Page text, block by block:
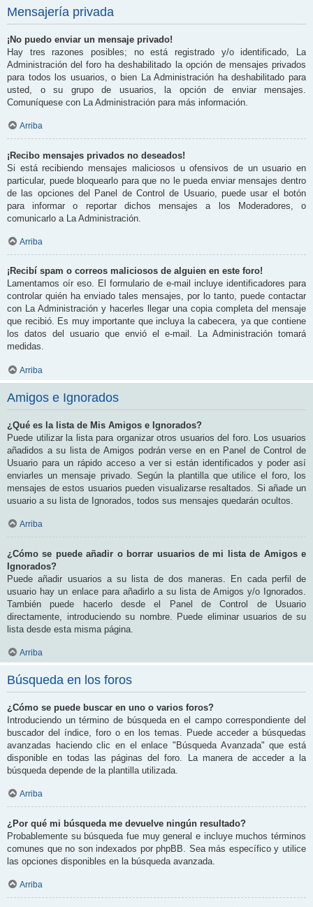
Mensajería privada
¡No puedo enviar un mensaje privado!
Hay tres razones posibles; no está registrado y/o identificado, La
Administración del foro ha deshabilitado la opción de mensajes privados
para todos los usuarios, o bien La Administración ha deshabilitado para
usted, o su grupo de usuarios, la opción de enviar mensajes.
Comuníquese con La Administración para más información.
Arriba
¡Recibo mensajes privados no deseados!
Si está recibiendo mensajes maliciosos u ofensivos de un usuario en
particular, puede bloquearlo para que no le pueda enviar mensajes dentro
de las opciones del Panel de Control de Usuario, puede usar el botón
para informar o reportar dichos mensajes a los Moderadores, o
comunicarlo a La Administración.
Arriba
¡Recibí spam o correos maliciosos de alguien en este foro!
Lamentamos oír eso. El formulario de e-mail incluye identificadores para
controlar quién ha enviado tales mensajes, por lo tanto, puede contactar
con La Administración y hacerles llegar una copia completa del mensaje
que recibió. Es muy importante que incluya la cabecera, ya que contiene
los datos del usuario que envió el e-mail. La Administración tomará
medidas.
Arriba
Amigos e Ignorados
¿Qué es la lista de Mis Amigos e Ignorados?
Puede utilizar la lista para organizar otros usuarios del foro. Los usuarios
añadidos a su lista de Amigos podrán verse en en Panel de Control de
Usuario para un rápido acceso a ver si están identificados y poder así
enviarles un mensaje privado. Según la plantilla que utilice el foro, los
mensajes de estos usuarios pueden visualizarse resaltados. Si añade un
usuario a su lista de Ignorados, todos sus mensajes quedarán ocultos.
Arriba
¿Cómo se puede añadir o borrar usuarios de mi lista de Amigos e
Ignorados?
Puede añadir usuarios a su lista de dos maneras. En cada perfil de
usuario hay un enlace para añadirlo a su lista de Amigos y/o Ignorados.
También puede hacerlo desde el Panel de Control de Usuario
directamente, introduciendo su nombre. Puede eliminar usuarios de su
lista desde esta misma página.
Arriba
Búsqueda en los foros
¿Cómo se puede buscar en uno o varios foros?
Introduciendo un término de búsqueda en el campo correspondiente del
buscador del índice, foro o en los temas. Puede acceder a búsquedas
avanzadas haciendo clic en el enlace "Búsqueda Avanzada" que está
disponible en todas las páginas del foro. La manera de acceder a la
búsqueda depende de la plantilla utilizada.
Arriba
¿Por qué mi búsqueda me devuelve ningún resultado?
Probablemente su búsqueda fue muy general e incluye muchos términos
comunes que no son indexados por phpBB. Sea más específico y utilice
las opciones disponibles en la búsqueda avanzada.
Arriba